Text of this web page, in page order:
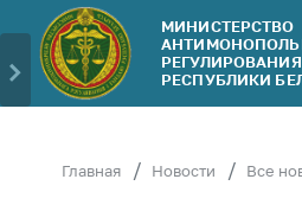
Министерство
Руководство
МИНИСТЕРСТВО
РЕСПУБЛИКИ
Главная Новости Все